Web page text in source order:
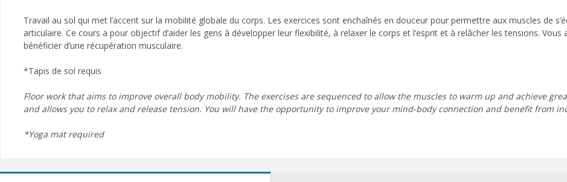
Travail au sol qui met l’accent sur la mobilité globale du corps. Les exercices sont enchaînés en douceur pour permettre aux muscles de
articulaire. Ce cours a pour objectif d’aider les gens à développer leur flexibilité, à relaxer le corps et l’esprit et à relâcher les tensions.
bénéficier d’une récupération musculaire.
*Tapis de sol requis
Floor work that aims to improve overall body mobility. The exercises are sequenced to allow the muscles to warm up and achieve
and allows you to relax and release tension. You will have the opportunity to improve your mind-body connection and benefit from
*Yoga mat required